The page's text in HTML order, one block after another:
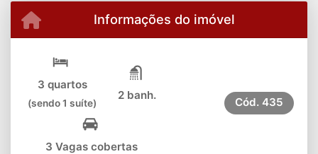
Informações do imóvel
3 quartos
(sendo 1 suíte)
2 banh.
3 Vagas cobertas
Cód. 435